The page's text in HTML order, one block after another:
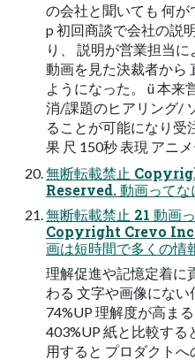
の会社と聞いても 何
p 初回商談で会社の説
り、 説明が営業担当
動画を⾒た決裁者から
ようになった。 ü 本来
消/課題のヒアリング/
ることが可能になり受
果 尺 150秒 表現 アニ
無断転載禁⽌
Reserved. 動画ってな
無断転載禁⽌ 21 動画
Copyright Crevo
画は短時間で多くの情
理解促進や記憶定着に
わる ⽂字や画像にな
74%UP 理解度が⾼ま
403%UP 紙と⽐較する
⽤すると プロダクト